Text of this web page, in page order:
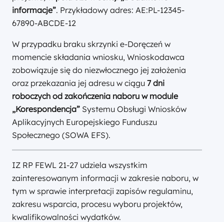
informacje”. Przykładowy adres: AE:PL-12345-
67890-ABCDE-12
W przypadku braku skrzynki e-Doręczeń w
momencie składania wniosku, Wnioskodawca
zobowiązuje się do niezwłocznego jej założenia
oraz przekazania jej adresu w ciągu 7 dni
roboczych od zakończenia naboru w module
„Korespondencja” Systemu Obsługi Wniosków
Aplikacyjnych Europejskiego Funduszu
Społecznego (SOWA EFS).
IZ RP FEWL 21-27 udziela wszystkim
zainteresowanym informacji w zakresie naboru, w
tym w sprawie interpretacji zapisów regulaminu,
zakresu wsparcia, procesu wyboru projektów,
kwalifikowalności wydatków.